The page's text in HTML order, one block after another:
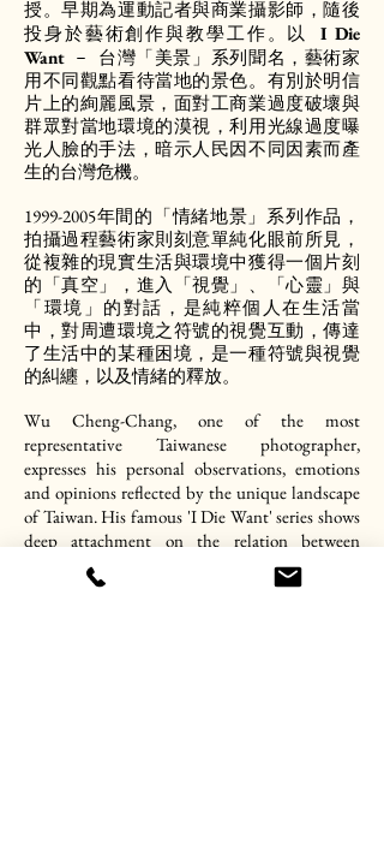
授。早期為運動記者與商業攝影師，隨後
投身於藝術創作與教學工作。以I Die
Want – 台灣「美景」系列聞名，藝術家
用不同觀點看待當地的景色。有別於明信
片上的絢麗風景，面對工商業過度破壞與
群眾對當地環境的漠視，利用光線過度曝
光人臉的手法，暗示人民因不同因素而產
生的台灣危機。
1999-2005年間的「情緒地景」系列作品，
拍攝過程藝術家則刻意單純化眼前所見，
從複雜的現實生活與環境中獲得一個片刻
的「真空」，進入「視覺」、「心靈」與
「環境」的對話，是純粹個人在生活當
中，對周遭環境之符號的視覺互動，傳達
了生活中的某種困境，是一種符號與視覺
的糾纏，以及情緒的釋放。
Wu Cheng-Chang, one of the most
representative Taiwanese photographer,
expresses his personal observations, emotions
and opinions reflected by the unique landscape
of Taiwan. His famous 'I Die Want' series shows
deep attachment on the relation between
human being and environment. The earlier
'Seeing and Construction' series, however